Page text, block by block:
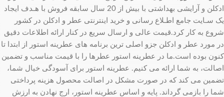
ادکلن و آرایشی بهداشتی با بیش از 20 سال سابقه فروش با هـدف ایجاد
یک سـایت جامع اطـلاع رسانی و خرید اینترنتی عطر و ادکلن در کشور
شروع به کار کرد.قیمت عالی و ارسال سریع در کنار ارائه اطلاعات دقیق
در مورد عطر و ادکلن جزو اصلی ترین برنامه های عطرینه استور از ابتدا تا
کنون بوده است.ما در عطرینه استور عطرها را با قیمت مناسب و تضمین
اصالت، به شما ارائه می کنیم. عطرینه استور برای آسودگی خیال شما،
تضمین می کند که در صورت مشکل در اصالت محصول هزینه پرداختی
شما را بازمی گرداند. پایه و اساس عطرینه استور، ارج نهادن به ارزش